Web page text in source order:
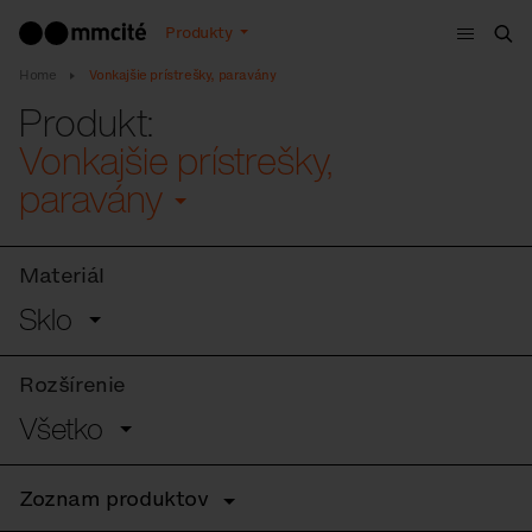
Produkty
Menu
Home Vonkajšie prístrešky, paravány
Produkt:
Vonkajšie prístrešky,
paravány
Materiál
Sklo
Rozšírenie
Všetko
Zoznam produktov